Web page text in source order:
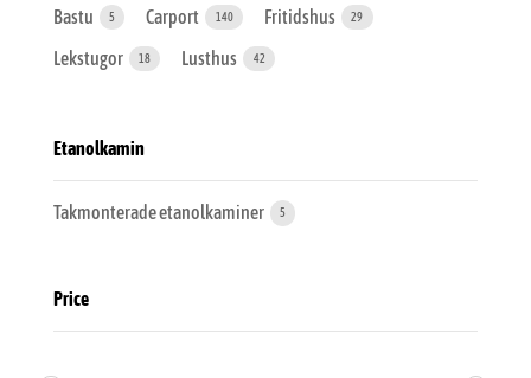
Bastu 5 Carport 140 Fritidshus 29
Lekstugor 18 Lusthus 42
Etanolkamin
Takmonterade etanolkaminer 5
Price